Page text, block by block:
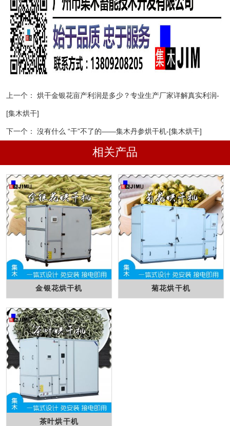
上一个： 烘干金银花亩产利润是多少？专业生产厂家详解真实利润-
[集木烘干]
下一个： 沒有什么 “干”不了的——集木丹参烘干机-[集木烘干]
相关产品
金银花烘干机 菊花烘干机
茶叶烘干机